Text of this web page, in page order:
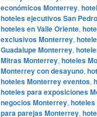
económicos Monterrey,
hoteles ejecutivos San Pedro
hoteles en Valle Oriente,
exclusivos Monterrey,
Guadalupe Monterrey,
Mitras Monterrey, hoteles
Monterrey con desayuno,
hoteles Monterrey eventos,
hoteles para exposiciones
negocios Monterrey,
para parejas Monterrey,